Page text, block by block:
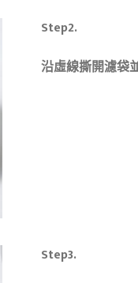
Step2.
沿虛線撕開濾袋
Step3.